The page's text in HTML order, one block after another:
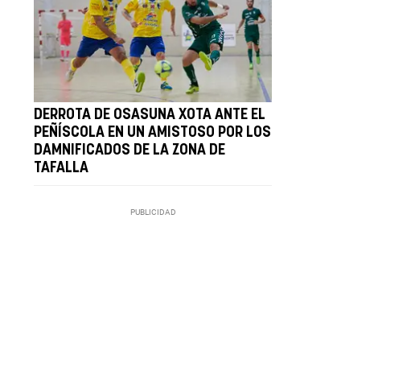
DERROTA DE OSASUNA XOTA ANTE EL
PEÑÍSCOLA EN UN AMISTOSO POR LOS
DAMNIFICADOS DE LA ZONA DE
TAFALLA